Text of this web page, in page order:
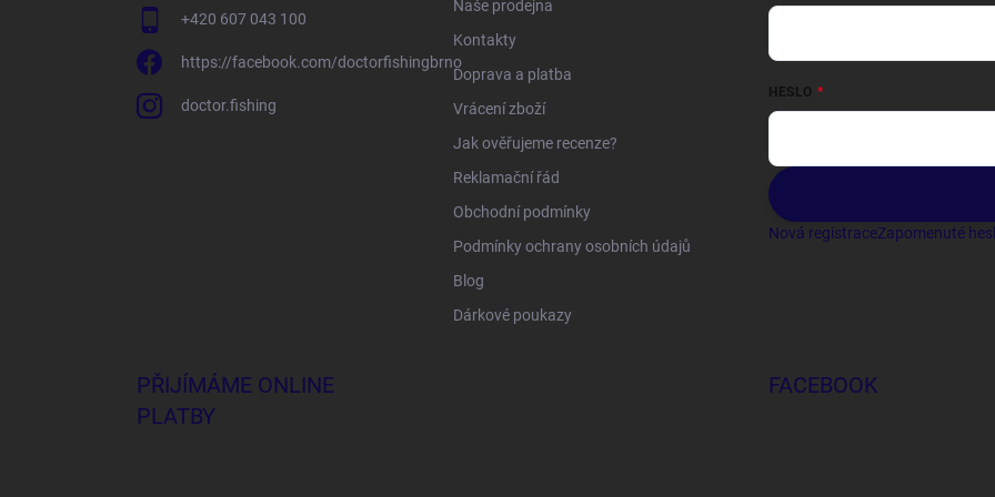
+420 607 043 100
https://facebook.com/doctorfishingbrno
doctor.fishing
Naše prodejna
Kontakty
Doprava a platba
Vrácení zboží
Jak ověřujeme recenze?
Reklamační řád
Obchodní podmínky
Podmínky ochrany osobních údajů
Blog
Dárkové poukazy
HESLO
Nová registraceZapomenuté
PŘIJÍMÁME ONLINE
PLATBY
FACEBOOK